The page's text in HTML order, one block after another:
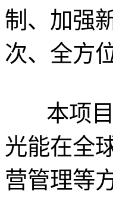
制、加强
次、全方
本项目
光能在全
营管理等